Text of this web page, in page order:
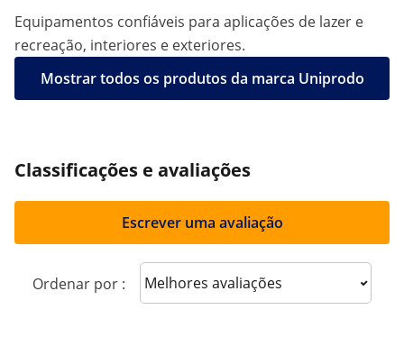
Equipamentos confiáveis para aplicações de lazer e
recreação, interiores e exteriores.
Mostrar todos os produtos da marca Uniprodo
Classificações e avaliações
Escrever uma avaliação
Ordenar por : Sort reviews